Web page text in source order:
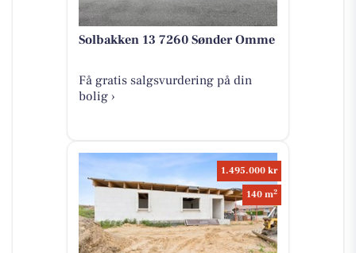
Solbakken 13 7260 Sønder Omme
Få gratis salgsvurdering på din
bolig ›
1.495.000 kr
140 m2